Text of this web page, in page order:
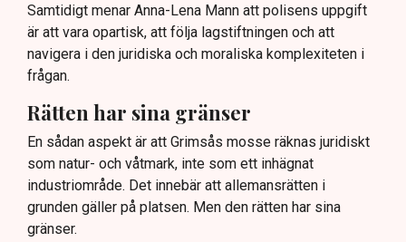
Samtidigt menar Anna-Lena Mann att polisens uppgift
är att vara opartisk, att följa lagstiftningen och att
navigera i den juridiska och moraliska komplexiteten i
frågan.
Rätten har sina gränser
En sådan aspekt är att Grimsås mosse räknas juridiskt
som natur- och våtmark, inte som ett inhägnat
industriområde. Det innebär att allemansrätten i
grunden gäller på platsen. Men den rätten har sina
gränser.